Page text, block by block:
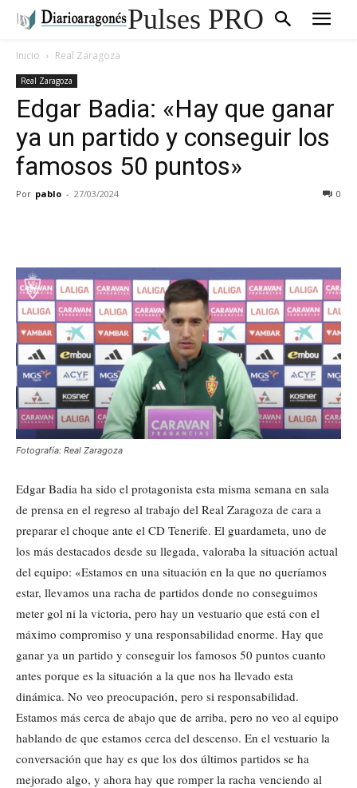
Pulses PRO
Inicio Real Zaragoza
Real Zaragoza
Edgar Badia: «Hay que ganar
ya un partido y conseguir los
famosos 50 puntos»
Por pablo - 27/03/2024 0
Fotografía: Real Zaragoza
Edgar Badia ha sido el protagonista esta misma semana en sala
de prensa en el regreso al trabajo del Real Zaragoza de cara a
preparar el choque ante el CD Tenerife. El guardameta, uno de
los más destacados desde su llegada, valoraba la situación actual
del equipo: «Estamos en una situación en la que no queríamos
estar, llevamos una racha de partidos donde no conseguimos
meter gol ni la victoria, pero hay un vestuario que está con el
máximo compromiso y una responsabilidad enorme. Hay que
ganar ya un partido y conseguir los famosos 50 puntos cuanto
antes porque es la situación a la que nos ha llevado esta
dinámica. No veo preocupación, pero si responsabilidad.
Estamos más cerca de abajo que de arriba, pero no veo al equipo
hablando de que estamos cerca del descenso. En el vestuario la
conversación que hay es que los dos últimos partidos se ha
mejorado algo, y ahora hay que romper la racha venciendo al